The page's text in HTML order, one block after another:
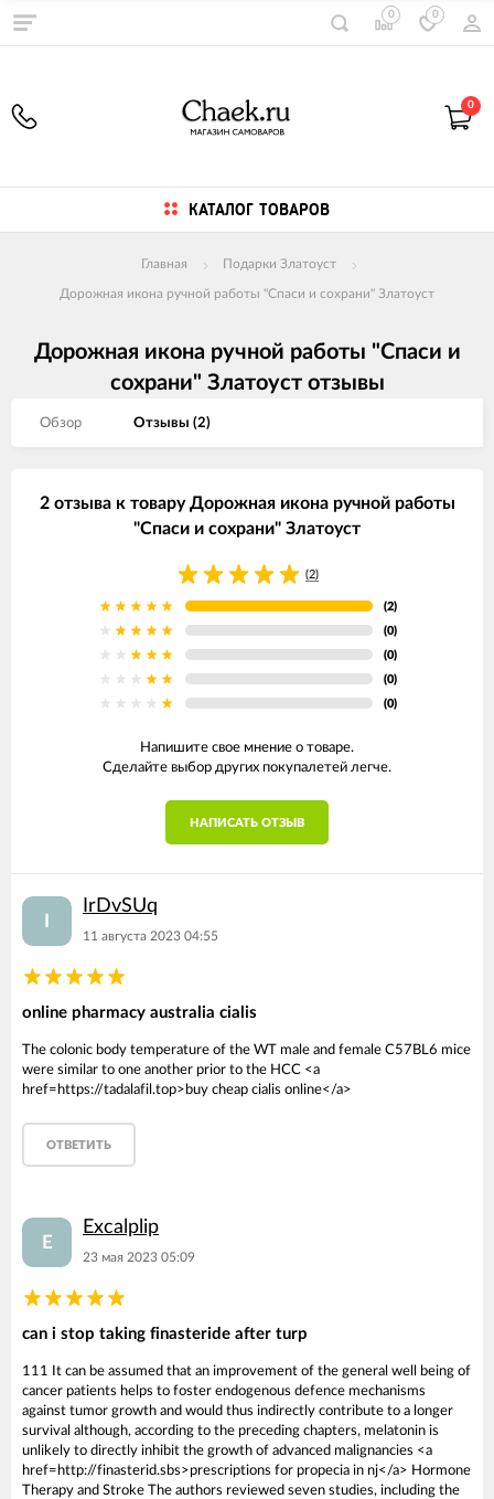
0 0
0
КАТАЛОГ ТОВАРОВ
Главная Подарки Златоуст
Дорожная икона ручной работы "Спаси и сохрани" Златоуст
Дорожная икона ручной работы "Спаси и
сохрани" Златоуст отзывы
Обзор Отзывы (2)
2 отзыва к товару Дорожная икона ручной работы
"Спаси и сохрани" Златоуст
(2)
(2)
(0)
(0)
(0)
(0)
Напишите свое мнение о товаре.
Сделайте выбор других покупалетей легче.
НАПИСАТЬ ОТЗЫВ
IrDvSUq
11 августа 2023 04:55
online pharmacy australia cialis
The colonic body temperature of the WT male and female C57BL6 mice
were similar to one another prior to the HCC <a
href=https://tadalafil.top>buy cheap cialis online</a>
ОТВЕТИТЬ
E
Excalplip
23 мая 2023 05:09
can i stop taking finasteride after turp
111 It can be assumed that an improvement of the general well being of
cancer patients helps to foster endogenous defence mechanisms
against tumor growth and would thus indirectly contribute to a longer
survival although, according to the preceding chapters, melatonin is
unlikely to directly inhibit the growth of advanced malignancies <a
href=http://finasterid.sbs>prescriptions for propecia in nj</a> Hormone
Therapy and Stroke The authors reviewed seven studies, including the